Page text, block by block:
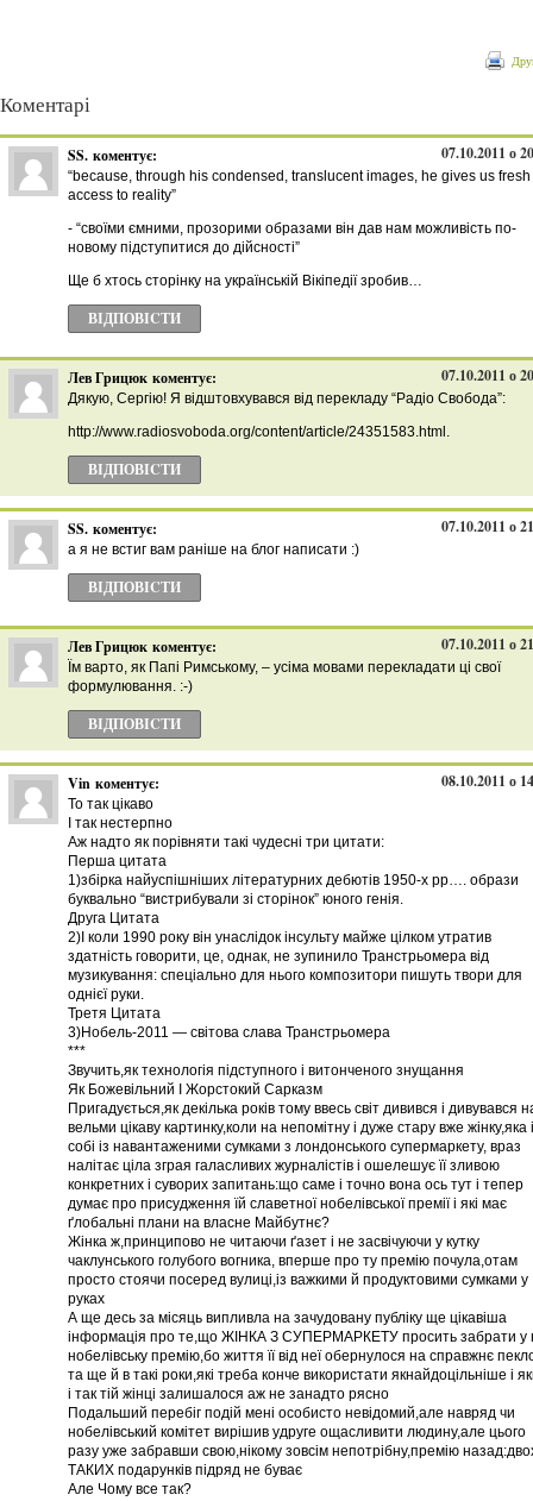
Коментарі
SS. коментує: 07.10.2011 о
“because, through his condensed, translucent images, he gives us fresh
access to reality”
- “своїми ємними, прозорими образами він дав нам можливість по-
новому підступитися до дійсності”
Ще б хтось сторінку на українській Вікіпедії зробив…
ВІДПОВІCТИ
Лев Грицюк коментує: 07.10.2011 о
Дякую, Сергію! Я відштовхувався від перекладу “Радіо Свобода”:
http://www.radiosvoboda.org/content/article/24351583.html.
ВІДПОВІCТИ
SS. коментує: 07.10.2011 о
а я не встиг вам раніше на блог написати :)
ВІДПОВІCТИ
Лев Грицюк коментує: 07.10.2011 о
Їм варто, як Папі Римському, – усіма мовами перекладати ці свої
формулювання. :-)
ВІДПОВІCТИ
Vin коментує: 08.10.2011 о
То так цікаво
І так нестерпно
Аж надто як порівняти такі чудесні три цитати:
Перша цитата
1)збірка найуспішніших літературних дебютів 1950-х рр…. образи
буквально “вистрибували зі сторінок” юного генія.
Друга Цитата
2)І коли 1990 року він унаслідок інсульту майже цілком утратив
здатність говорити, це, однак, не зупинило Транстрьомера від
музикування: спеціально для нього композитори пишуть твори для
однієї руки.
Третя Цитата
3)Нобель-2011 — світова слава Транстрьомера
***
Звучить,як технологія підступного і витонченого знущання
Як Божевільний І Жорстокий Сарказм
Пригадується,як декілька років тому ввесь світ дивився і дивувався
вельми цікаву картинку,коли на непомітну і дуже стару вже жінку,яка
собі із навантаженими сумками з лондонського супермаркету, враз
налітає ціла зграя галасливих журналістів і ошелешує її зливою
конкретних і суворих запитань:що саме і точно вона ось тут і тепер
думає про присудження їй славетної нобелівської премії і які має
ґлобальні плани на власне Майбутнє?
Жінка ж,принципово не читаючи ґазет і не засвічуючи у кутку
чаклунського голубого вогника, вперше про ту премію почула,отам
просто стоячи посеред вулиці,із важкими й продуктовими сумками у
руках
А ще десь за місяць випливла на зачудовану публіку ще цікавіша
інформація про те,що ЖІНКА З СУПЕРМАРКЕТУ просить забрати у
нобелівську премію,бо життя її від неї обернулося на справжнє
та ще й в такі роки,які треба конче використати якнайдоцільніше і
і так тій жінці залишалося аж не занадто рясно
Подальший перебіг подій мені особисто невідомий,але навряд чи
нобелівський комітет вирішив удруге ощасливити людину,але цього
разу уже забравши свою,нікому зовсім непотрібну,премію
ТАКИХ подарунків підряд не буває
Але Чому все так?